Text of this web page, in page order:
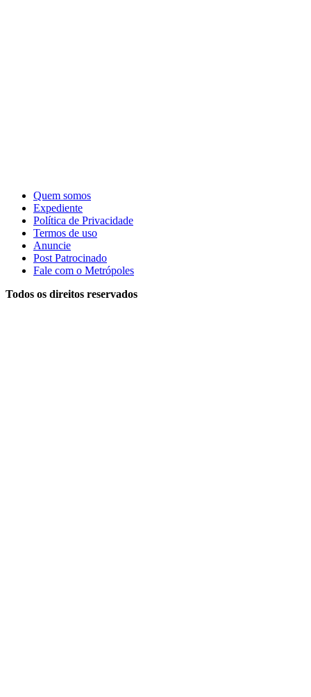
Quem somos
Expediente
Política de Privacidade
Termos de uso
Anuncie
Post Patrocinado
Fale com o Metrópoles
Todos os direitos reservados